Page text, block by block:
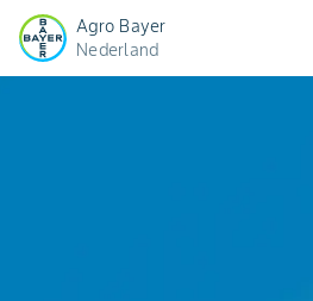
Agro Bayer
Nederland